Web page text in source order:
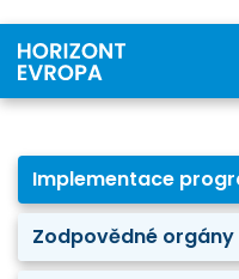
Implementace
Zodpovědné orgány